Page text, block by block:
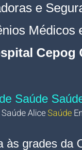
e
Médicos
Cepog
Saúde
Alice Saúde
às grades da